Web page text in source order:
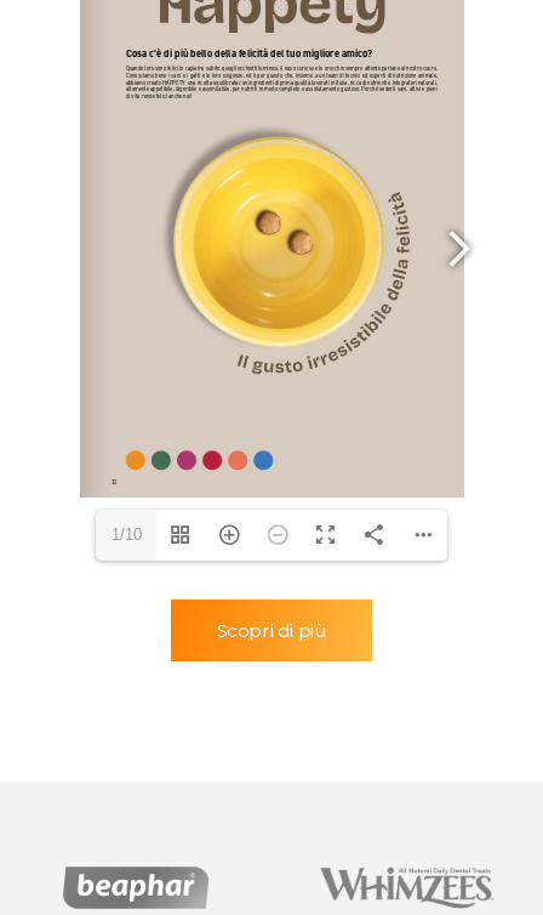
1/10
Scopri di più